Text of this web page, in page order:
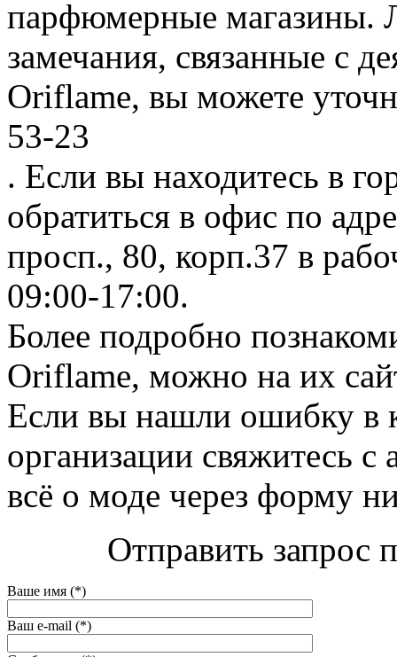
парфюмерные
замечания, связанные с
Oriflame, вы можете
53-23
. Если вы находитесь в
обратиться в офис по
просп., 80, корп.37 в
09:00-17:00.
Более подробно
Oriflame, можно на их
Если вы нашли ошибку в
организации свяжитесь
всё о моде через форму
Отправить запрос
Ваше имя (*)
Ваш e-mail (*)